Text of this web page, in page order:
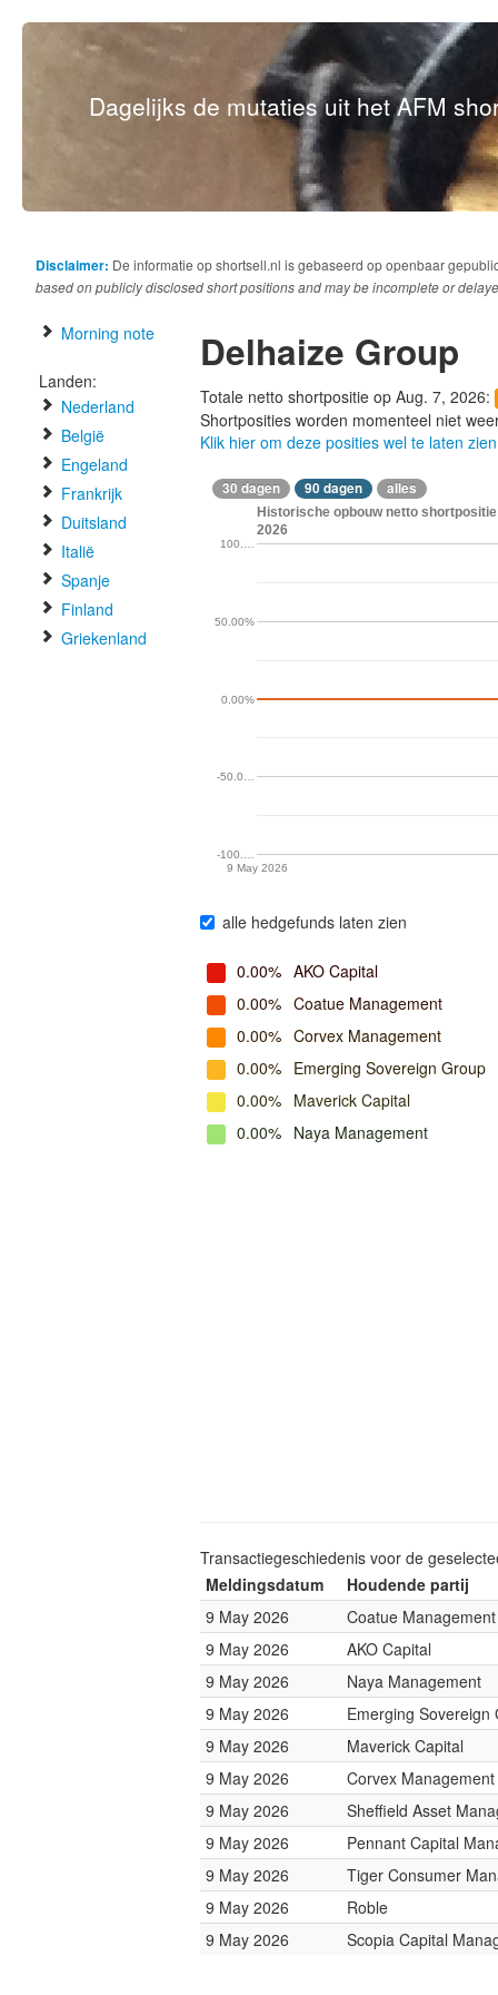
Dagelijks de mutaties uit het AFM
Disclaimer: De informatie op shortsell.nl is gebaseerd op openbaar
based on publicly disclosed short positions and may be incomplete or
Morning note
Landen:
Nederland
België
Engeland
Frankrijk
Duitsland
Italië
Spanje
Finland
Griekenland
Delhaize Group
Totale netto shortpositie op Aug. 7, 2026:
Shortposities worden momenteel niet
Klik hier om deze posities wel te laten zien
30 dagen 90 dagen alles
Historische opbouw netto
2026
9 May 2026
-100.…
-50.0…
0.00%
50.00%
100.…
alle hedgefunds laten zien
0.00% AKO Capital
0.00% Coatue Management
0.00% Corvex Management
0.00% Emerging Sovereign Group
0.00% Maverick Capital
0.00% Naya Management
Transactiegeschiedenis voor de
Meldingsdatum
Houdende partij
9 May 2026
Coatue Management
9 May 2026
AKO Capital
9 May 2026
Naya Management
9 May 2026
Emerging Sovereign
9 May 2026
Maverick Capital
9 May 2026
Corvex Management
9 May 2026
Sheffield Asset
9 May 2026
Pennant Capital
9 May 2026
Tiger Consumer
9 May 2026
Roble
9 May 2026
Scopia Capital